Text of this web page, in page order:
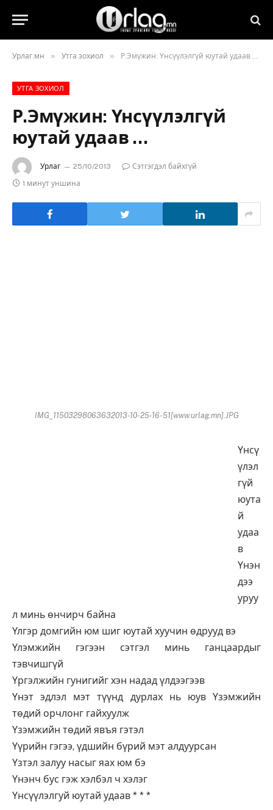
Урлаг.мн » Утга зохиол » Р.Эмүжин: Үнсүүлэлгүй юутай удаав …
УТГА ЗОХИОЛ
Р.Эмүжин: Үнсүүлэлгүй
юутай удаав …
Урлаг 25/10/2013
Сэтгэгдэл байхгүй
1 минут уншина
IMG_11503298063632013-10-25-16-51[www.urlag.mn].JPG
Үнсү
үлэл
гүй
юута
й
удаа
в
Үнэн
дээ
уруу
л минь өнчирч байна
Үлгэр домгийн юм шиг юутай хуучин өдрууд вэ
Үлэмжийн гэгээн сэтгэл минь ганцаардыг
тэвчишгүй
Үргэлжийн гунигийг хэн надад үлдээгээв
Үнэт эдлэл мэт түүнд дурлах нь юув Үзэмжийн
төдий орчлонг гайхуулж
Үзэмжийн төдий явъя гэтэл
Үүрийн гэгээ, үдшийн бүрий мэт алдуурсан
Үзтэл залуу насыг яах юм бэ
Үнэнч бус гэж хэлбэл ч хэлэг
Үнсүүлэлгуй юутай удаав * * *